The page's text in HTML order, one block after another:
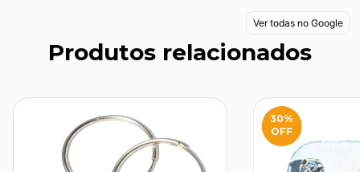
Ver todas no Google
Produtos relacionados
30%
OFF